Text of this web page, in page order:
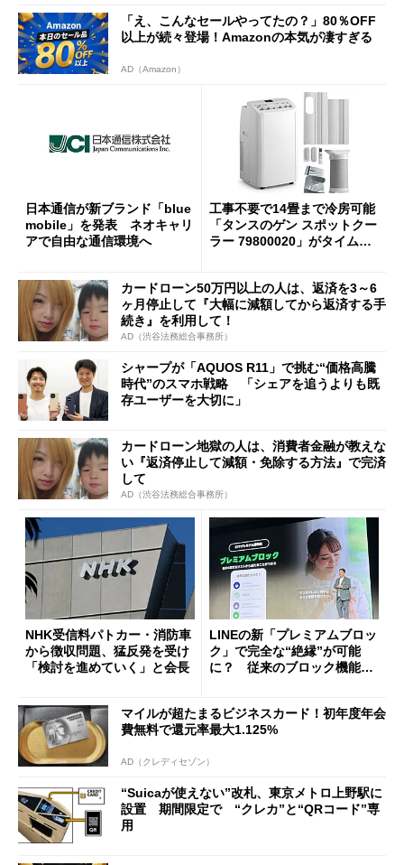
「え、こんなセールやってたの？」80％OFF
以上が続々登場！Amazonの本気が凄すぎる
AD（Amazon）
日本通信が新ブランド「blue
mobile」を発表 ネオキャリ
アで自由な通信環境へ
工事不要で14畳まで冷房可能
「タンスのゲン スポットクー
ラー 79800020」がタイムセ
カードローン50万円以上の人は、返済を3～6
ヶ月停止して『大幅に減額してから返済する手
続き』を利用して！
AD（渋谷法務総合事務所）
シャープが「AQUOS R11」で挑む“価格高騰
時代”のスマホ戦略 「シェアを追うよりも既
存ユーザーを大切に」
カードローン地獄の人は、消費者金融が教えな
い『返済停止して減額・免除する方法』で完済
して
AD（渋谷法務総合事務所）
NHK受信料パトカー・消防車
から徴収問題、猛反発を受け
「検討を進めていく」と会長
LINEの新「プレミアムブロッ
ク」で完全な“絶縁”が可能
に？ 従来のブロック機能と
マイルが超たまるビジネスカード！初年度年会
費無料で還元率最大1.125%
AD（クレディセゾン）
“Suicaが使えない”改札、東京メトロ上野駅に
設置 期間限定で “クレカ”と“QRコード”専
用